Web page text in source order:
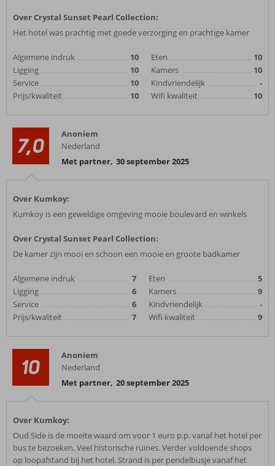
Over Crystal Sunset Pearl Collection:
Het hotel was prachtig met goede verzorging en prachtige kamer
Algemene indruk
10
Ligging
10
Service
10
Prijs/kwaliteit
10
Eten
10
Kamers
10
Kindvriendelijk
-
Wifi kwaliteit
10
7,0
Anoniem
Nederland
Met partner, 30 september 2025
Over Kumkoy:
Kumkoy is een geweldige omgeving mooie boulevard en winkels
Over Crystal Sunset Pearl Collection:
De kamer zijn mooi en schoon een mooie en groote badkamer
Algemene indruk
7
Ligging
6
Service
6
Prijs/kwaliteit
7
Eten
5
Kamers
9
Kindvriendelijk
-
Wifi kwaliteit
9
10
Anoniem
Nederland
Met partner, 20 september 2025
Over Kumkoy:
Oud Side is de moeite waard om voor 1 euro p.p. vanaf het hotel per
bus te bezoeken. Veel historische ruïnes. Verder voldoende shops
op loopafstand bij het hotel. Strand is per pendelbusje vanaf het